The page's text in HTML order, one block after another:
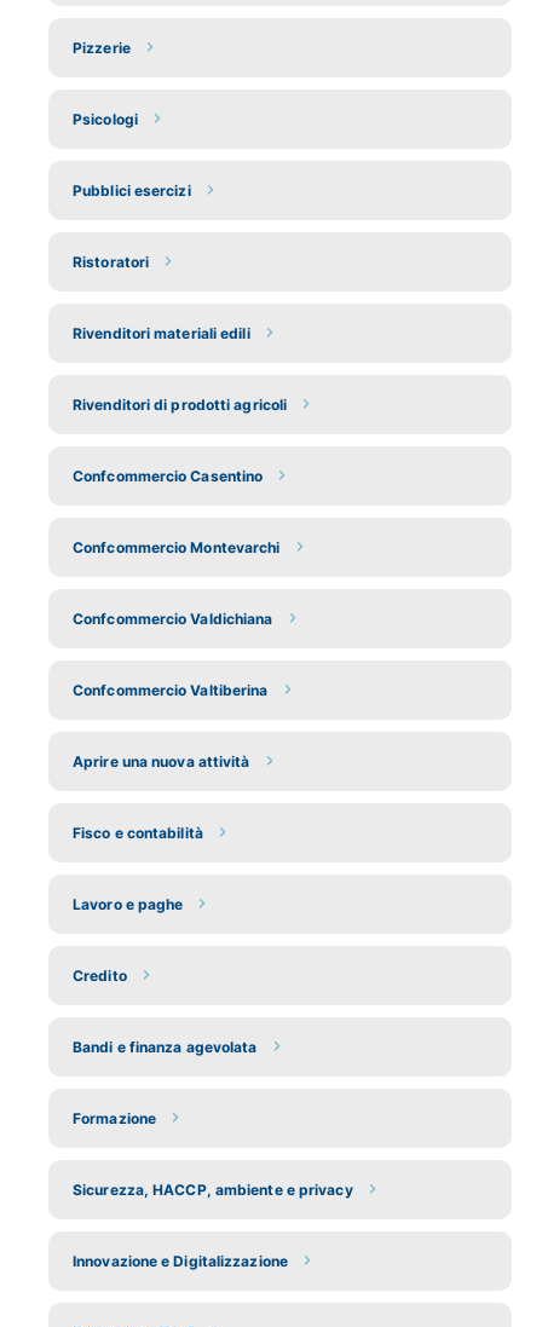
Pizzerie
Psicologi
Pubblici esercizi
Ristoratori
Rivenditori materiali edili
Rivenditori di prodotti agricoli
Confcommercio Casentino
Confcommercio Montevarchi
Confcommercio Valdichiana
Confcommercio Valtiberina
Aprire una nuova attività
Fisco e contabilità
Lavoro e paghe
Credito
Bandi e finanza agevolata
Formazione
Sicurezza, HACCP, ambiente e privacy
Innovazione e Digitalizzazione